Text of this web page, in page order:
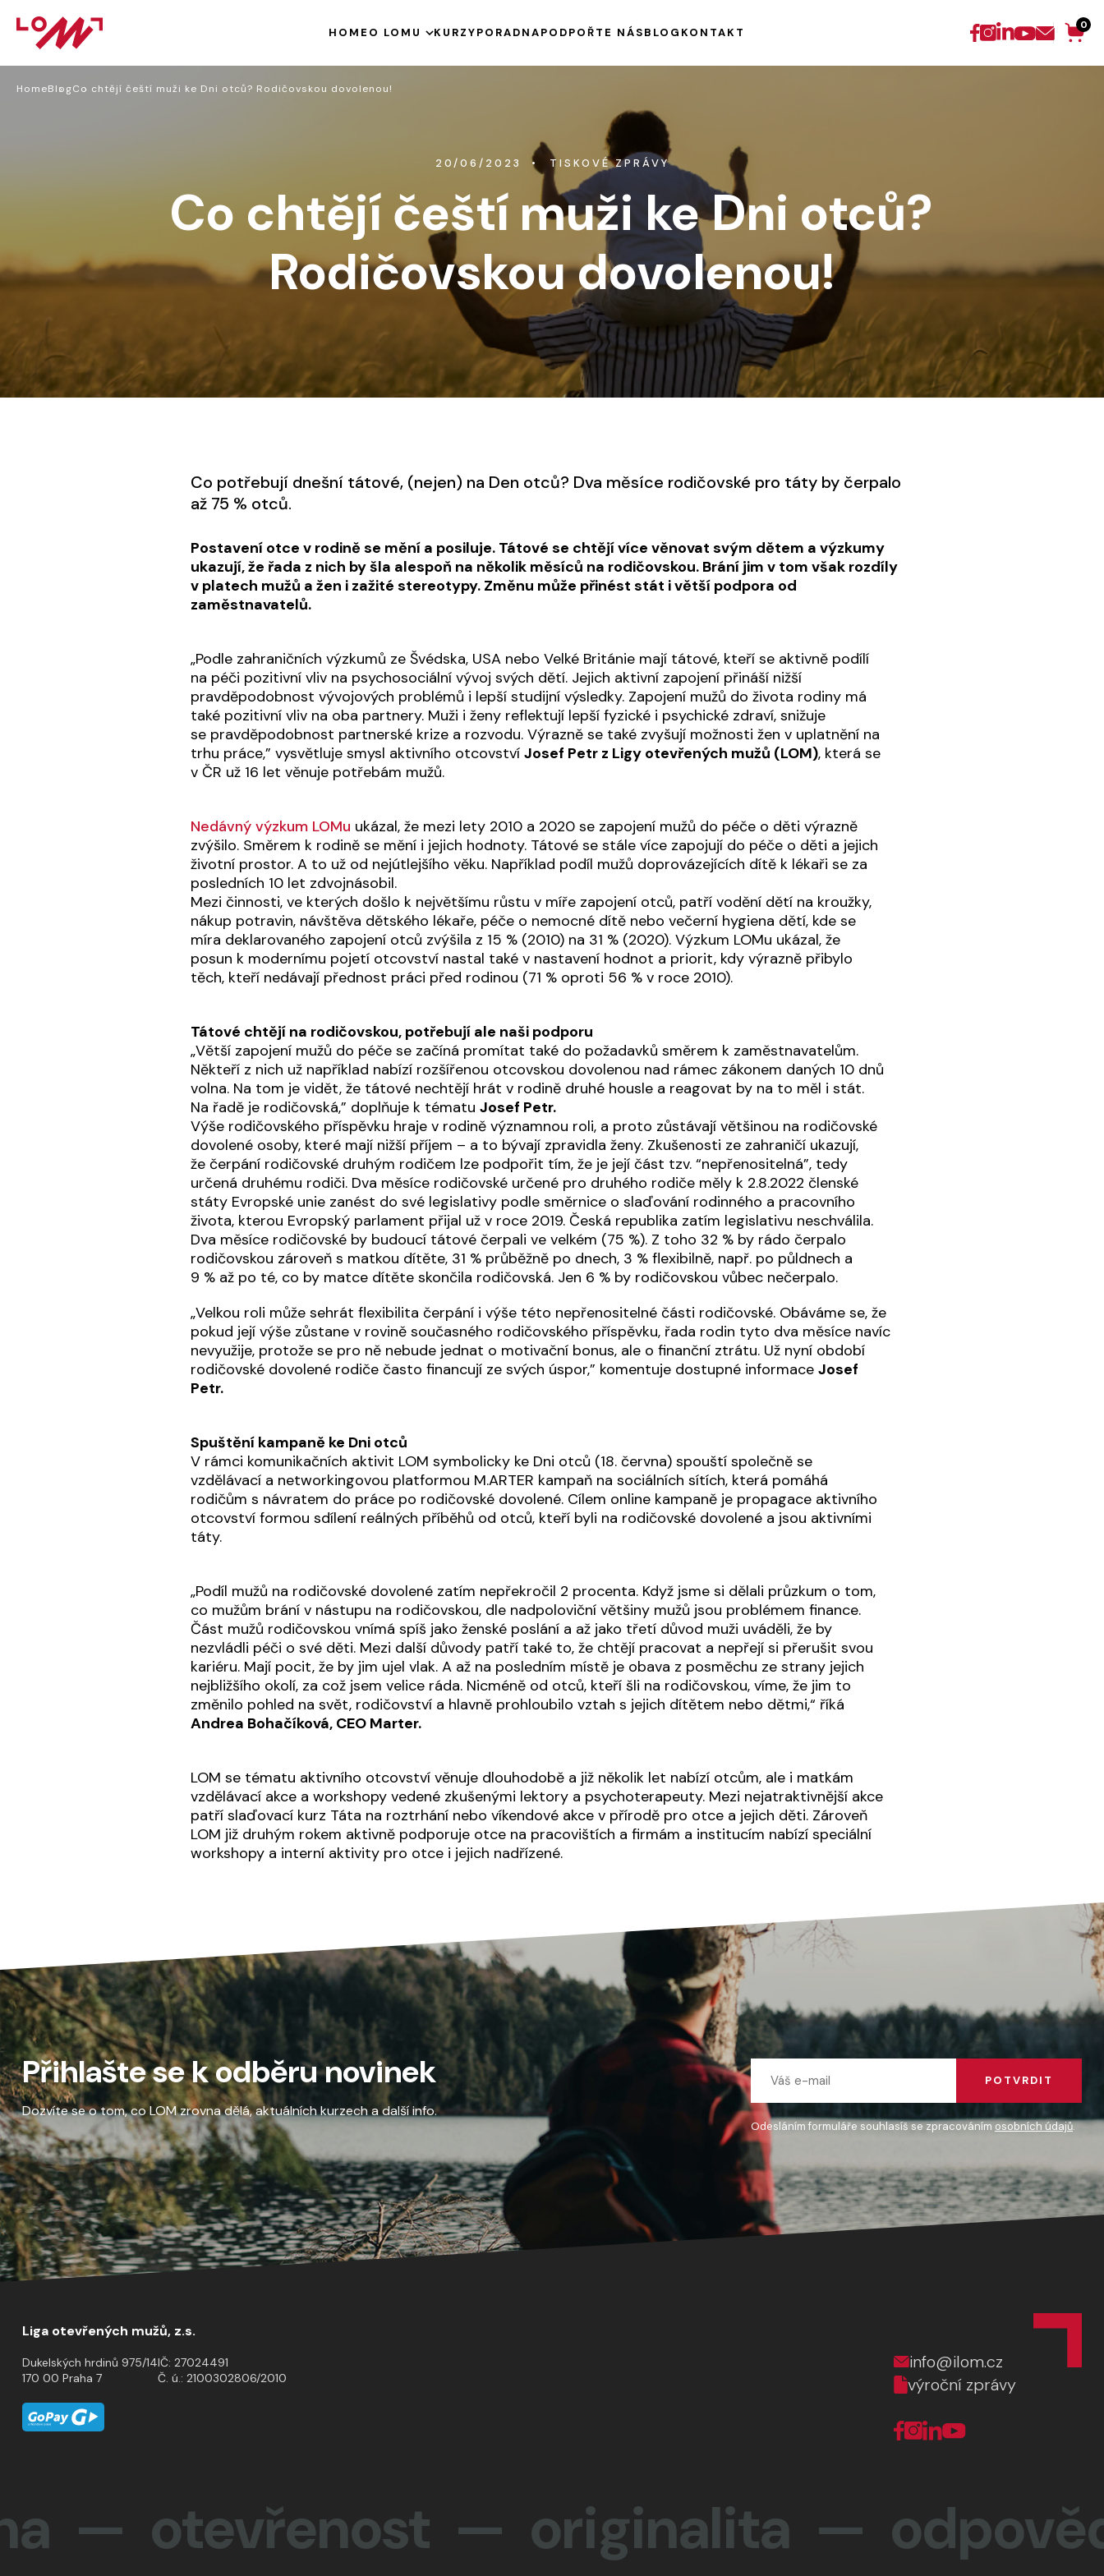
HOME O LOMU
PODPOŘENÉ PROJEKTY
KURZYPORADNAPODPOŘTE NÁSBLOG KONTAKT
0
HomeBlogCo chtějí čeští muži ke Dni otců? Rodičovskou dovolenou!
20/06/2023 TISKOVÉ ZPRÁVY
Co chtějí čeští muži ke Dni otců?
Rodičovskou dovolenou!
Co potřebují dnešní tátové, (nejen) na Den otců? Dva měsíce rodičovské pro táty by čerpalo
až 75 % otců.
Postavení otce v rodině se mění a posiluje. Tátové se chtějí více věnovat svým dětem a výzkumy
ukazují, že řada z nich by šla alespoň na několik měsíců na rodičovskou. Brání jim v tom však rozdíly
v platech mužů a žen i zažité stereotypy. Změnu může přinést stát i větší podpora od
zaměstnavatelů.
„Podle zahraničních výzkumů ze Švédska, USA nebo Velké Británie mají tátové, kteří se aktivně podílí
na péči pozitivní vliv na psychosociální vývoj svých dětí. Jejich aktivní zapojení přináší nižší
pravděpodobnost vývojových problémů i lepší studijní výsledky. Zapojení mužů do života rodiny má
také pozitivní vliv na oba partnery. Muži i ženy reflektují lepší fyzické i psychické zdraví, snižuje
se pravděpodobnost partnerské krize a rozvodu. Výrazně se také zvyšují možnosti žen v uplatnění na
trhu práce,” vysvětluje smysl aktivního otcovství Josef Petr z Ligy otevřených mužů (LOM), která se
v ČR už 16 let věnuje potřebám mužů.
Nedávný výzkum LOMu ukázal, že mezi lety 2010 a 2020 se zapojení mužů do péče o děti výrazně
zvýšilo. Směrem k rodině se mění i jejich hodnoty. Tátové se stále více zapojují do péče o děti a jejich
životní prostor. A to už od nejútlejšího věku. Například podíl mužů doprovázejících dítě k lékaři se za
posledních 10 let zdvojnásobil.
Mezi činnosti, ve kterých došlo k největšímu růstu v míře zapojení otců, patří vodění dětí na kroužky,
nákup potravin, návštěva dětského lékaře, péče o nemocné dítě nebo večerní hygiena dětí, kde se
míra deklarovaného zapojení otců zvýšila z 15 % (2010) na 31 % (2020). Výzkum LOMu ukázal, že
posun k modernímu pojetí otcovství nastal také v nastavení hodnot a priorit, kdy výrazně přibylo
těch, kteří nedávají přednost práci před rodinou (71 % oproti 56 % v roce 2010).
Tátové chtějí na rodičovskou, potřebují ale naši podporu
„Větší zapojení mužů do péče se začíná promítat také do požadavků směrem k zaměstnavatelům.
Někteří z nich už například nabízí rozšířenou otcovskou dovolenou nad rámec zákonem daných 10 dnů
volna. Na tom je vidět, že tátové nechtějí hrát v rodině druhé housle a reagovat by na to měl i stát.
Na řadě je rodičovská,” doplňuje k tématu Josef Petr.
Výše rodičovského příspěvku hraje v rodině významnou roli, a proto zůstávají většinou na rodičovské
dovolené osoby, které mají nižší příjem – a to bývají zpravidla ženy. Zkušenosti ze zahraničí ukazují,
že čerpání rodičovské druhým rodičem lze podpořit tím, že je její část tzv. “nepřenositelná”, tedy
určená druhému rodiči. Dva měsíce rodičovské určené pro druhého rodiče měly k 2.8.2022 členské
státy Evropské unie zanést do své legislativy podle směrnice o slaďování rodinného a pracovního
života, kterou Evropský parlament přijal už v roce 2019. Česká republika zatím legislativu neschválila.
Dva měsíce rodičovské by budoucí tátové čerpali ve velkém (75 %). Z toho 32 % by rádo čerpalo
rodičovskou zároveň s matkou dítěte, 31 % průběžně po dnech, 3 % flexibilně, např. po půldnech a
9 % až po té, co by matce dítěte skončila rodičovská. Jen 6 % by rodičovskou vůbec nečerpalo.
„Velkou roli může sehrát flexibilita čerpání i výše této nepřenositelné části rodičovské. Obáváme se, že
pokud její výše zůstane v rovině současného rodičovského příspěvku, řada rodin tyto dva měsíce navíc
nevyužije, protože se pro ně nebude jednat o motivační bonus, ale o finanční ztrátu. Už nyní období
rodičovské dovolené rodiče často financují ze svých úspor,” komentuje dostupné informace Josef
Petr.
Spuštění kampaně ke Dni otců
V rámci komunikačních aktivit LOM symbolicky ke Dni otců (18. června) spouští společně se
vzdělávací a networkingovou platformou M.ARTER kampaň na sociálních sítích, která pomáhá
rodičům s návratem do práce po rodičovské dovolené. Cílem online kampaně je propagace aktivního
otcovství formou sdílení reálných příběhů od otců, kteří byli na rodičovské dovolené a jsou aktivními
táty.
„Podíl mužů na rodičovské dovolené zatím nepřekročil 2 procenta. Když jsme si dělali průzkum o tom,
co mužům brání v nástupu na rodičovskou, dle nadpoloviční většiny mužů jsou problémem finance.
Část mužů rodičovskou vnímá spíš jako ženské poslání a až jako třetí důvod muži uváděli, že by
nezvládli péči o své děti. Mezi další důvody patří také to, že chtějí pracovat a nepřejí si přerušit svou
kariéru. Mají pocit, že by jim ujel vlak. A až na posledním místě je obava z posměchu ze strany jejich
nejbližšího okolí, za což jsem velice ráda. Nicméně od otců, kteří šli na rodičovskou, víme, že jim to
změnilo pohled na svět, rodičovství a hlavně prohloubilo vztah s jejich dítětem nebo dětmi,“ říká
Andrea Bohačíková, CEO Marter.
LOM se tématu aktivního otcovství věnuje dlouhodobě a již několik let nabízí otcům, ale i matkám
vzdělávací akce a workshopy vedené zkušenými lektory a psychoterapeuty. Mezi nejatraktivnější akce
patří slaďovací kurz Táta na roztrhání nebo víkendové akce v přírodě pro otce a jejich děti. Zároveň
LOM již druhým rokem aktivně podporuje otce na pracovištích a firmám a institucím nabízí speciální
workshopy a interní aktivity pro otce i jejich nadřízené.
Přihlašte se k odběru novinek
Dozvíte se o tom, co LOM zrovna dělá, aktuálních kurzech a další info.
POTVRDIT
Odesláním formuláře souhlasíš se zpracováním osobních údajů.
Liga otevřených mužů, z.s.
Dukelských hrdinů 975/14
170 00 Praha 7
IČ: 27024491
Č. ú.: 2100302806/2010
info@ilom.cz
výroční zprávy
otevřenost — originalita —